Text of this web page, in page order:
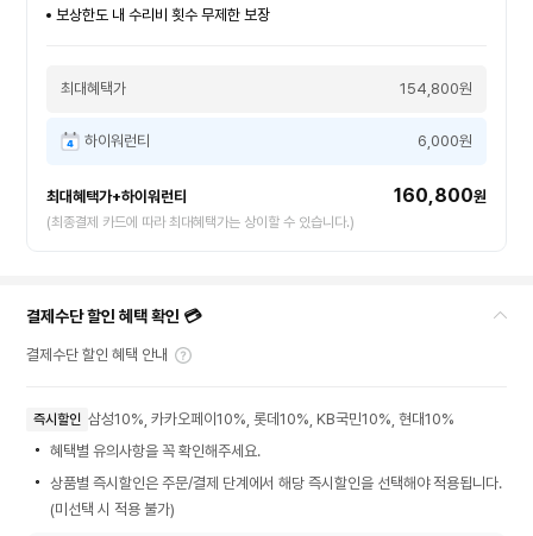
보상한도 내 수리비 횟수 무제한 보장
최대혜택가 154,800원
하이워런티 6,000원
최대혜택가+하이워런티 160,800원
(최종결제 카드에 따라 최대혜택가는 상이할 수 있습니다.)
결제수단 할인 혜택 확인 💳
결제수단 할인 혜택 안내
즉시할인 삼성10%, 카카오페이10%, 롯데10%, KB국민10%, 현대10%
혜택별 유의사항을 꼭 확인해주세요.
상품별 즉시할인은 주문/결제 단계에서 해당 즉시할인을 선택해야 적용됩니다.
(미선택 시 적용 불가)